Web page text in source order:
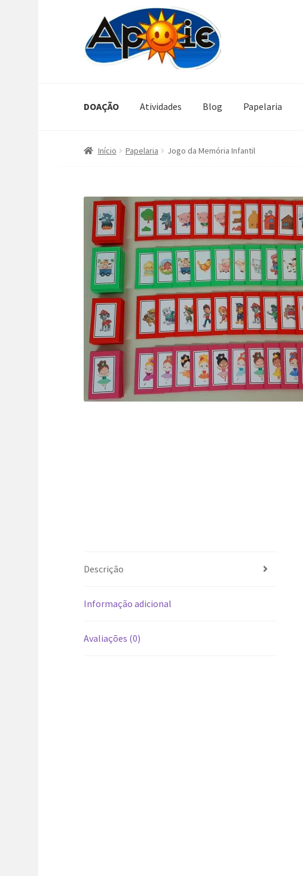
Pular
para
navegação
Pular
para
o
conteúdo
DOAÇÃO Atividades Blog Papelaria
Início Papelaria Jogo da Memória Infantil
Descrição
Informação adicional
Avaliações (0)